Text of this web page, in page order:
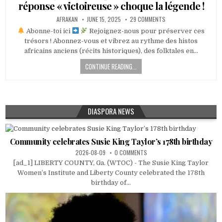
réponse « victoireuse » choque la légende !
AFRAKAN JUNE 15, 2025 29 COMMENTS
Abonne-toi ici
Rejoignez-nous pour préserver ces
trésors ! Abonnez-vous et vibrez au rythme des histos
africains anciens (récits historiques), des folktales en…
CONTINUE READING...
DIASPORA NEWS
Community celebrates Susie King Taylor’s 178th birthday
2026-08-09 0 COMMENTS
[ad_1] LIBERTY COUNTY, Ga. (WTOC) - The Susie King Taylor
Women’s Institute and Liberty County celebrated the 178th
birthday of...